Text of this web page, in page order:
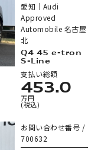
愛知｜Audi
Approved
Automobile 名古屋
北
Q4 45 e-tron
S-Line
支払い総額
453.0
万円
(税込)
お問い合わせ番号 /
700632